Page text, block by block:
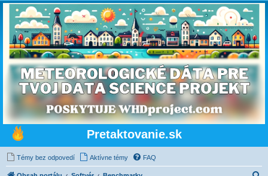
Pretaktovanie.sk
Témy bez odpovedí Aktívne témy FAQ